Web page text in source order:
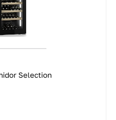
Selection